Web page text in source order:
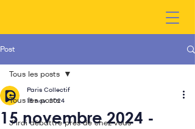
Post
Tous les posts
J'irai débattre près de chez vous
Tous les posts
15 novembre 2024 -
Paris Collectif
15 nov. 2024